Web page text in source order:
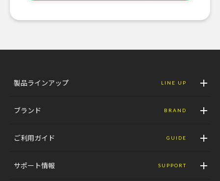
製品ラインアップ LINE UP
ブランド BRAND
ご利用ガイド GUIDE
サポート情報 SUPPORT